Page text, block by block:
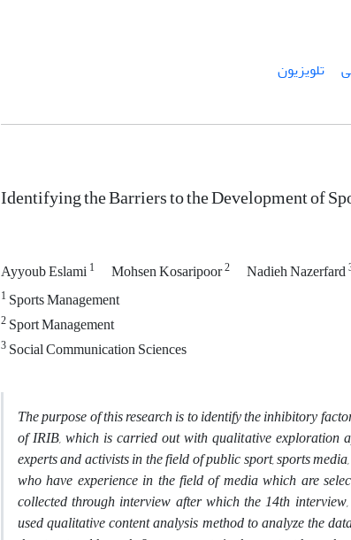
تلویزیون
Identifying the Barriers to the Development of
Ayyoub Eslami1 Mohsen Kosaripoor2 Nadieh Nazerfard
1 Sports Management
2Sport Management
3Social Communication Sciences
The purpose of this research is to identify the inhibitory
of IRIB, which is carried out with qualitative exploration
experts and activists in the field of public sport, sports
who have experience in the field of media which are
collected through interview after which the 14th
used qualitative content analysis method to analyze the